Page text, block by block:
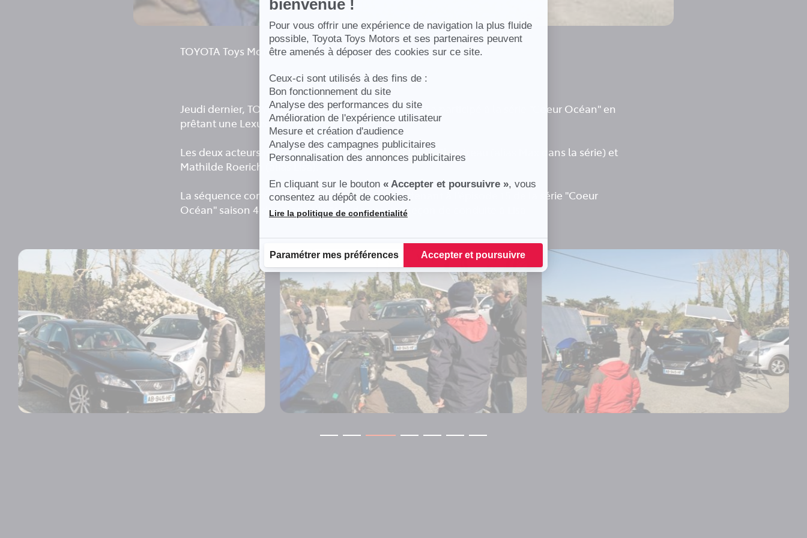
bienvenue !
Pour vous offrir une expérience de navigation la plus fluide
possible, Toyota Toys Motors et ses partenaires peuvent
être amenés à déposer des cookies sur ce site.
Ceux-ci sont utilisés à des fins de :
Bon fonctionnement du site
Analyse des performances du site
Amélioration de l'expérience utilisateur
Mesure et création d'audience
Analyse des campagnes publicitaires
Personnalisation des annonces publicitaires
En cliquant sur le bouton « Accepter et poursuivre », vous
consentez au dépôt de cookies.
Plateforme de Gestion du Consentement : Personnalisez vos Options
Lire la politique de confidentialité
Paramétrer mes préférences Accepter et poursuivre
Axeptio consent
TOYOTA Toys Motors La Rochelle (17) fait son cinéma
Jeudi dernier, TOYOTA Toys Motors La Rochelle (17) a participé à la série "Coeur Océan" en
prêtant une Lexus et une Toyota Verso.
Les deux acteurs qui sont dans la voiture sont Olivier Chantreau (alias Max dans la série) et
Mathilde Roerich (alias Lisa).
La séquence correspond à une séquence appartenant à l'épisode 15 de la série "Coeur
Océan" saison 4 dans laquelle Max donne une leçon de conduite à Lisa